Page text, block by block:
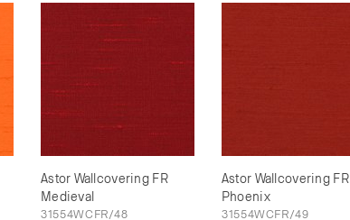
Astor Wallcovering FR
Medieval
31554WCFR/48
Astor Wallcovering FR
Phoenix
31554WCFR/49